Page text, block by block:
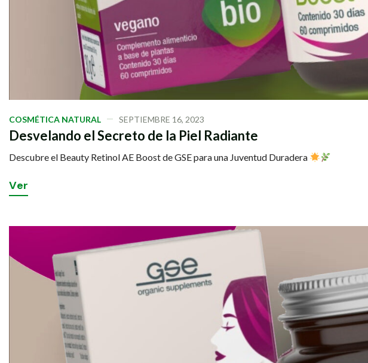
COSMÉTICA NATURAL SEPTIEMBRE 16, 2023
Desvelando el Secreto de la Piel Radiante
Descubre el Beauty Retinol AE Boost de GSE para una Juventud Duradera
Ver